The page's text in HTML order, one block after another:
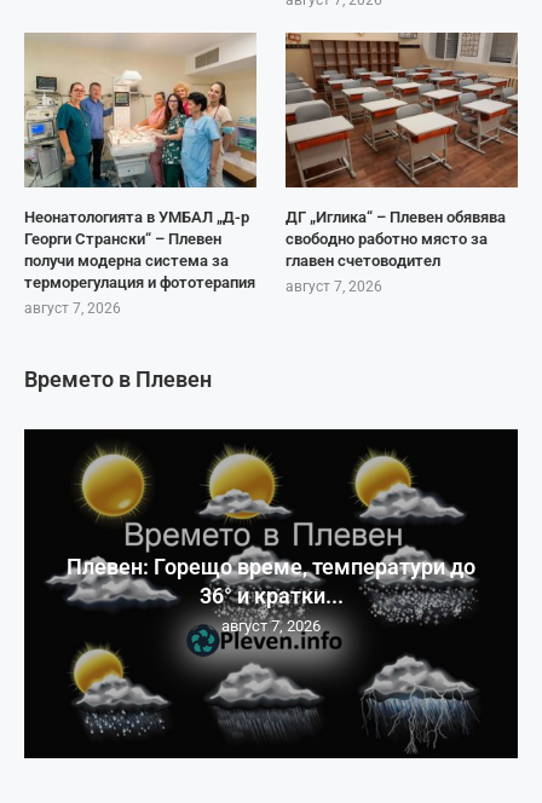
Неонатологията в УМБАЛ „Д-р
Георги Странски“ – Плевен
получи модерна система за
терморегулация и фототерапия
август 7, 2026
ДГ „Иглика“ – Плевен обявява
свободно работно място за
главен счетоводител
август 7, 2026
Времето в Плевен
Плевен: Горещо време, температури до
36° и кратки...
август 7, 2026